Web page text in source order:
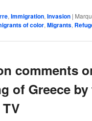
, Immigration, Invasion |
of color, Migrants,
comments
of Greece